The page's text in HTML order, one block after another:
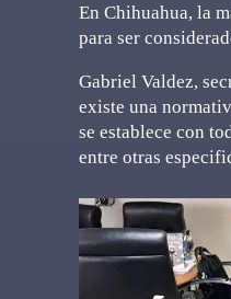
En Chihuahua, la
para ser
Gabriel Valdez,
existe una
se establece con
entre otras